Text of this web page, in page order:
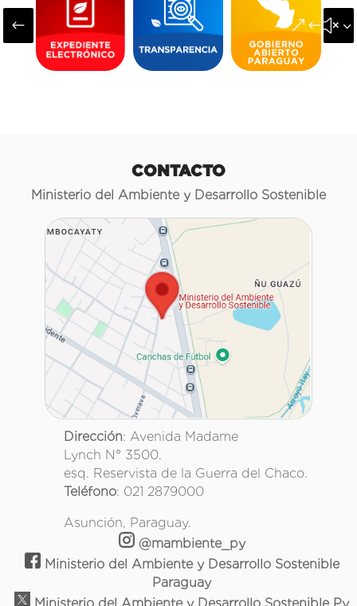
#
CONTACTO
Ministerio del Ambiente y Desarrollo Sostenible
Dirección: Avenida Madame
Lynch N° 3500.
esq. Reservista de la Guerra del Chaco.
Teléfono: 021 2879000
Asunción, Paraguay.
@mambiente_py
Ministerio del Ambiente y Desarrollo Sostenible
Paraguay